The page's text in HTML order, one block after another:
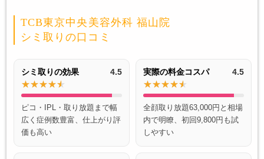
TCB東京中央美容外科 福山院
シミ取りの口コミ
シミ取りの効果 4.5
ピコ・IPL・取り放題まで幅
広く症例数豊富、仕上がり評
価も高い
実際の料金コスパ 4.5
全顔取り放題63,000円と相場
内で明瞭、初回9,800円も試
しやすい